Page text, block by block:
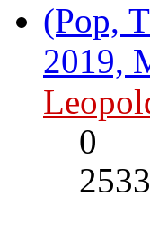
(Pop,
2019,
0
2533